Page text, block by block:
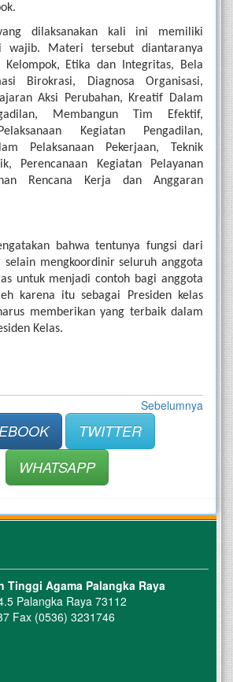
dilaksanakan kali ini memiliki
wajib. Materi tersebut diantaranya
Kelompok, Etika dan Integritas, Bela
Birokrasi, Diagnosa Organisasi,
Aksi Perubahan, Kreatif Dalam
Membangun Tim Efektif,
Kegiatan Pengadilan,
Pelaksanaan Pekerjaan, Teknik
Perencanaan Kegiatan Pelayanan
Rencana Kerja dan Anggaran
bahwa tentunya fungsi dari
selain mengkoordinir seluruh anggota
untuk menjadi contoh bagi anggota
karena itu sebagai Presiden kelas
memberikan yang terbaik dalam
Kelas.
Sebelumnya
TWITTER
WHATSAPP
Tinggi Agama Palangka Raya
Palangka Raya 73112
Fax (0536) 3231746